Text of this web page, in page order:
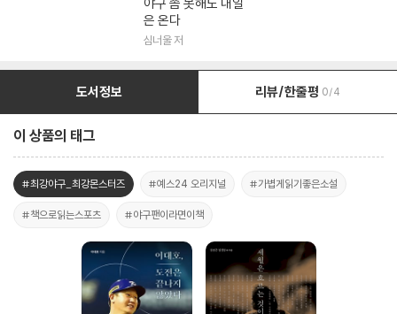
은 온다
심너울 저
도서정보 리뷰/한줄평 0/4
이 상품의 태그
#최강야구_최강몬스터즈 #예스24 오리지널 #가볍게읽기좋은소설
#책으로읽는스포츠 #야구팬이라면이책